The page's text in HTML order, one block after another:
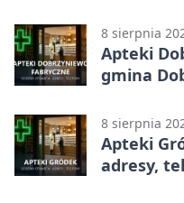
8 sierpnia
Apteki
gmina
godziny
8 sierpnia
Apteki
adresy,